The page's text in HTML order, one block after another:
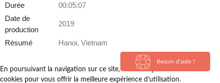
Durée
00:05:07
Date de
production
2019
Résumé Hanoi, Vietnam
En poursuivant la navigation sur ce site, vous acceptez l’utilisation de
cookies pour vous offrir la meilleure expérience d’utilisation.
Besoin d'aide ?